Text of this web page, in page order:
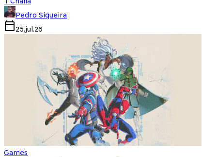
Pedro Siqueira
25.jul.26
Games